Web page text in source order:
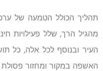
תהליך הכולל הטמעה של
מהגיל הרך, שלל פעילויות
העיר ובנוסף לכל אלה, כל
האשפה במקור ומחזור פסולת